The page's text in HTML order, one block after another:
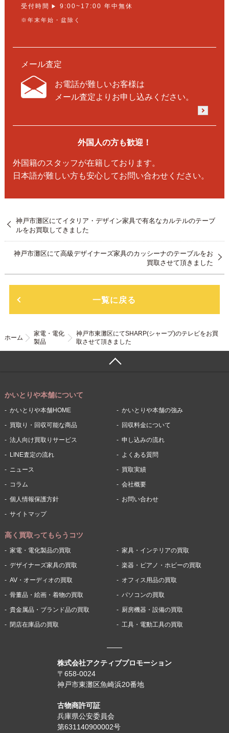
受付時間 ▶ 9:00~17:00 年中無休
※年末年始・盆除く
メール査定
お電話が難しいお客様は
メール査定よりお申し込みください。
外国人の方も歓迎！
外国籍のスタッフが在籍しております。
日本語が難しい方も安心してお問い合わせください。
神戸市灘区にてイタリア・デザイン家具で有名なカルテルのテーブ
ルをお買取してきました
神戸市灘区にて高級デザイナーズ家具のカッシーナのテーブルをお
買取させて頂きました
一覧に戻る
ホーム
家電・電化
製品
神戸市東灘区にてSHARP(シャープ)のテレビをお買
取させて頂きました
株式会社アクティブプロモーション
〒658-0024
神戸市東灘区魚崎浜20番地
古物商許可証
兵庫県公安委員会
第631140900002号
かいとりや本舗について
かいとりや本舗HOME かいとりや本舗の強み
買取り・回収可能な商品 回収料金について
法人向け買取りサービス 申し込みの流れ
LINE査定の流れ よくある質問
ニュース 買取実績
コラム 会社概要
個人情報保護方針 お問い合わせ
サイトマップ
高く買取ってもらうコツ
家電・電化製品の買取 家具・インテリアの買取
デザイナーズ家具の買取 楽器・ピアノ・ホビーの買取
AV・オーディオの買取 オフィス用品の買取
骨董品・絵画・着物の買取 パソコンの買取
貴金属品・ブランド品の買取 厨房機器・設備の買取
閉店在庫品の買取 工具・電動工具の買取